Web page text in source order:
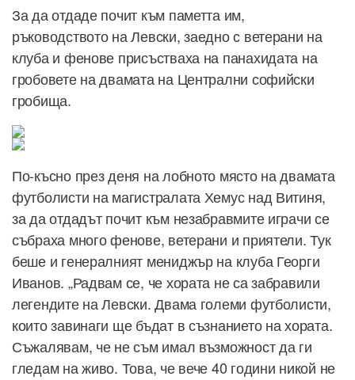
За да отдаде почит към паметта им,
ръководството на Левски, заедно с ветерани на
клуба и фенове присъстваха на панахидата на
гробовете на двамата на Централни софийски
гробища.
По-късно през деня на лобното място на двамата
футболисти на магистралата Хемус над Витиня,
за да отдадът почит към незабравмите играчи се
събраха много фенове, ветерани и приятели. Тук
беше и генералният мениджър на клуба Георги
Иванов. „Радвам се, че хората не са забравили
легендите на Левски. Двама големи футболисти,
които завинаги ще бъдат в съзнанието на хората.
Съжалявам, че не съм имал възможност да ги
гледам на живо. Това, че вече 40 години никой не